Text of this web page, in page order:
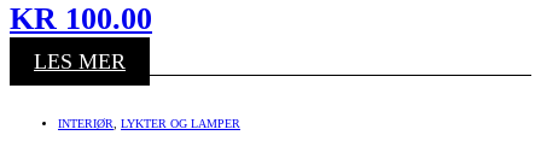
KR 100.00
LES MER
INTERIØR LYKTER OG LAMPER